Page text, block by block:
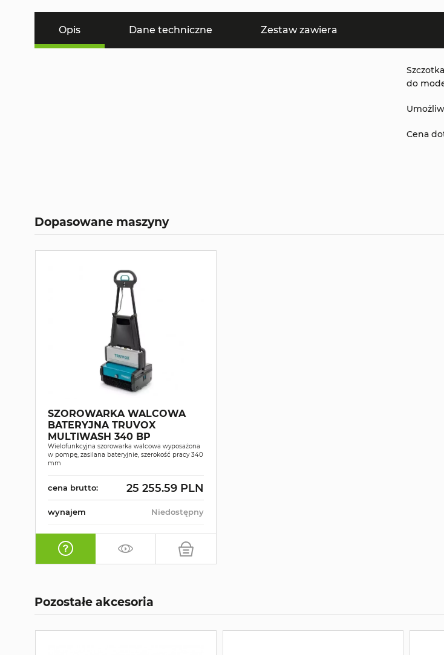
Opis Dane techniczne Zestaw zawiera
do
Cena
Dopasowane maszyny
SZOROWARKA WALCOWA
BATERYJNA TRUVOX
MULTIWASH 340 BP
Wielofunkcyjna szorowarka walcowa wyposażona
w pompę, zasilana bateryjnie, szerokość pracy 340
mm
cena brutto: 25 255.59 PLN
wynajem Niedostępny
Pozostałe akcesoria